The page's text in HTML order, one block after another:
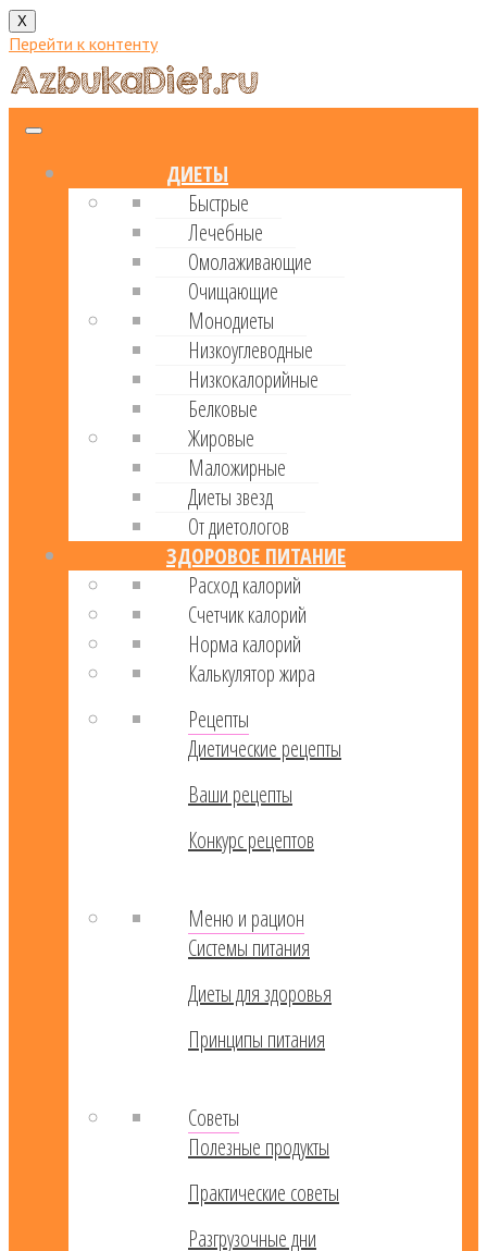
X
Перейти к контенту
ДИЕТЫ
Быстрые
Лечебные
Омолаживающие
Очищающие
Монодиеты
Низкоуглеводные
Низкокалорийные
Белковые
Жировые
Маложирные
Диеты звезд
От диетологов
ЗДОРОВОЕ ПИТАНИЕ
Расход калорий
Cчетчик калорий
Норма калорий
Калькулятор жира
Рецепты
Диетические рецепты
Ваши рецепты
Конкурс рецептов
Меню и рацион
Системы питания
Диеты для здоровья
Принципы питания
Советы
Полезные продукты
Практические советы
Разгрузочные дни